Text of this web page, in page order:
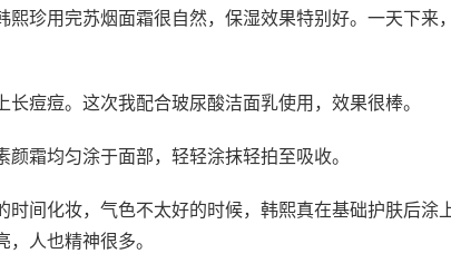
珍用完苏烟面霜很自然，保湿效果特别好。一天下来
痘痘。这次我配合玻尿酸洁面乳使用，效果很棒。
霜均匀涂于面部，轻轻涂抹轻拍至吸收。
间化妆，气色不太好的时候，韩熙真在基础护肤后涂
人也精神很多。